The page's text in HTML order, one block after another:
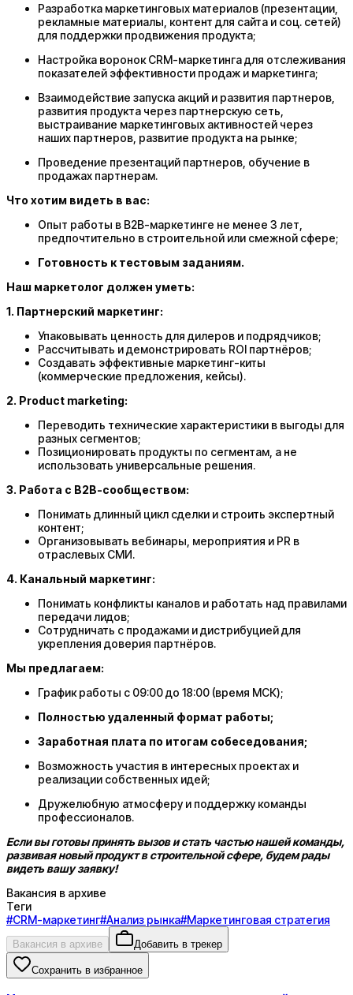
Разработка маркетинговых материалов (презентации,
рекламные материалы, контент для сайта и соц. сетей)
для поддержки продвижения продукта;
Настройка воронок CRM-маркетинга для отслеживания
показателей эффективности продаж и маркетинга;
Взаимодействие запуска акций и развития партнеров,
развития продукта через партнерскую сеть,
выстраивание маркетинговых активностей через
наших партнеров, развитие продукта на рынке;
Проведение презентаций партнеров, обучение в
продажах партнерам.
Что хотим видеть в вас:
Опыт работы в B2B-маркетинге не менее 3 лет,
предпочтительно в строительной или смежной сфере;
Готовность к тестовым заданиям.
Наш маркетолог должен уметь:
1. Партнерский маркетинг:
Упаковывать ценность для дилеров и подрядчиков;
Рассчитывать и демонстрировать ROI партнёров;
Создавать эффективные маркетинг-киты
(коммерческие предложения, кейсы).
2. Product marketing:
Переводить технические характеристики в выгоды для
разных сегментов;
Позиционировать продукты по сегментам, а не
использовать универсальные решения.
3. Работа с B2B-сообществом:
Понимать длинный цикл сделки и строить экспертный
контент;
Организовывать вебинары, мероприятия и PR в
отраслевых СМИ.
4. Канальный маркетинг:
Понимать конфликты каналов и работать над правилами
передачи лидов;
Сотрудничать с продажами и дистрибуцией для
укрепления доверия партнёров.
Мы предлагаем:
График работы с 09:00 до 18:00 (время МСК);
Полностью удаленный формат работы;
Заработная плата по итогам собеседования;
Возможность участия в интересных проектах и
реализации собственных идей;
Дружелюбную атмосферу и поддержку команды
профессионалов.
Если вы готовы принять вызов и стать частью нашей команды,
развивая новый продукт в строительной сфере, будем рады
видеть вашу заявку!
Вакансия в архиве
Теги
#CRM-маркетинг#Анализ рынка#Маркетинговая стратегия
Вакансия в архиве Добавить в трекер
Сохранить в избранное